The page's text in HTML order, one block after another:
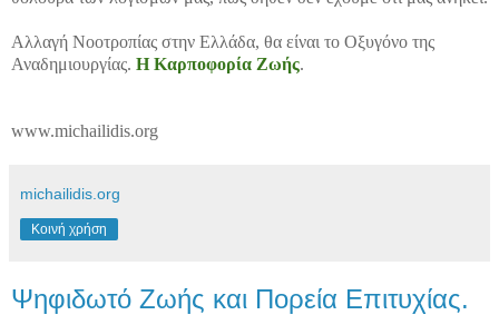
Αλλαγή Νοοτροπίας στην Ελλάδα, θα είναι το Οξυγόνο της
Αναδημιουργίας. Η Καρποφορία Ζωής.
www.michailidis.org
michailidis.org
Κοινή χρήση
Ψηφιδωτό Ζωής και Πορεία Επιτυχίας.